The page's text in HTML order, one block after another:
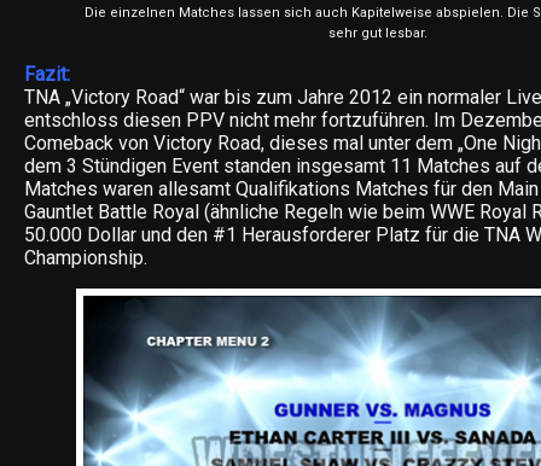
Die einzelnen Matches lassen sich auch Kapitelweise abspielen. Die
sehr gut lesbar.
Fazit:
TNA „Victory Road“ war bis zum Jahre 2012 ein normaler
entschloss diesen PPV nicht mehr fortzuführen. Im
Comeback von Victory Road, dieses mal unter dem „One
dem 3 Stündigen Event standen insgesamt 11 Matches auf
Matches waren allesamt Qualifikations Matches für den
Gauntlet Battle Royal (ähnliche Regeln wie beim WWE Royal
50.000 Dollar und den #1 Herausforderer Platz für die TNA
Championship.